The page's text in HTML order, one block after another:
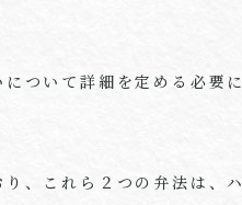
ついて詳細を定める必要に
、これら２つの弁法は、ハ